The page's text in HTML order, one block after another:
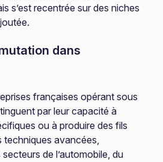
s’est recentrée sur des niches
dans
françaises opérant sous
par leur capacité à
ou à produire des fils
techniques avancées,
de l’automobile, du